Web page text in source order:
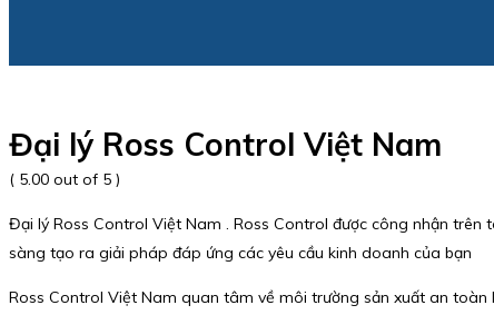
Đại lý Ross Control Việt Nam
( 5.00 out of 5 )
Đại lý Ross Control Việt Nam . Ross Control được công nhận
sàng tạo ra giải pháp đáp ứng các yêu cầu kinh doanh của bạn
Ross Control Việt Nam quan tâm về môi trường sản xuất an toàn